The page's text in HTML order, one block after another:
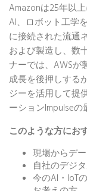
Amazonは25年以
AI、ロボット工学
に接続された流通
および製造し、数
ナーでは、AWSが
成長を後押しする
ジーを活用して提
ーションImpulseの
このような方にお
現場からデ
自社のデジ
今のAI・IoT